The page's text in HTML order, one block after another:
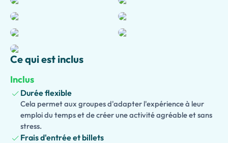
patrimoine de Naples, ses traditions et sa culture locale
en profitant d'une expérience personnalisée à votre
propre rythme.
Choisissez la
visite classique axée sur l'histoire, l'art et la culture. Les
clients ayant une mobilité réduite peuvent choisir la
Version Accessible
soigneusement planifié conçu pour assurer le confort et
un accès facile aux principales attractions. Les familles
voyageant avec des enfants adoreront la
Adaptée aux Enfants, où les activités interactives, les
Ce qui est inclus
Inclus
Durée flexible
Cela permet aux groupes d'adapter l'expérience à leur
emploi du temps et de créer une activité agréable et sans
stress.
Frais d'entrée et billets